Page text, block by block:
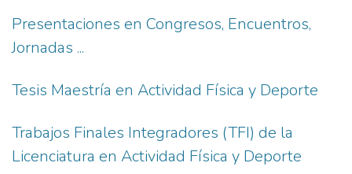
Presentaciones en Congresos, Encuentros,
Jornadas ...
Tesis Maestría en Actividad Física y Deporte
Trabajos Finales Integradores (TFI) de la
Licenciatura en Actividad Física y Deporte